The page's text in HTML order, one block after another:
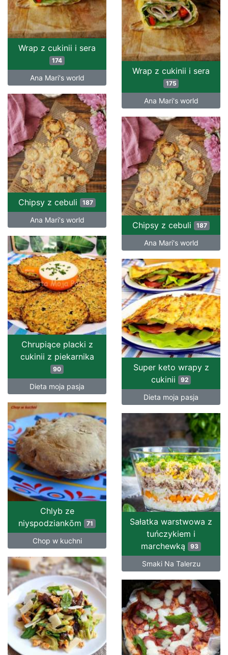
Wrap z cukinii i sera
174
Ana Mari's world
Wrap z cukinii i sera
175
Ana Mari's world
Chipsy z cebuli 187
Ana Mari's world
Chipsy z cebuli 187
Ana Mari's world
Chrupiące placki z
cukinii z piekarnika
90
Dieta moja pasja
Super keto wrapy z
cukinii
92
Dieta moja pasja
Chlyb ze
niyspodziankōm 71
Chop w kuchni
Sałatka warstwowa z
tuńczykiem i
marchewką 93
Smaki Na Talerzu